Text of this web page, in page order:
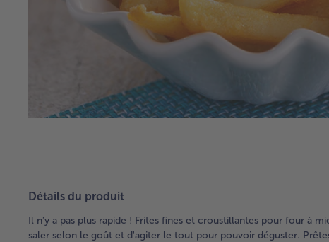
Détails du produit
Il n'y a pas plus rapide ! Frites fines et croustillantes pour four à
saler selon le goût et d'agiter le tout pour pouvoir déguster.